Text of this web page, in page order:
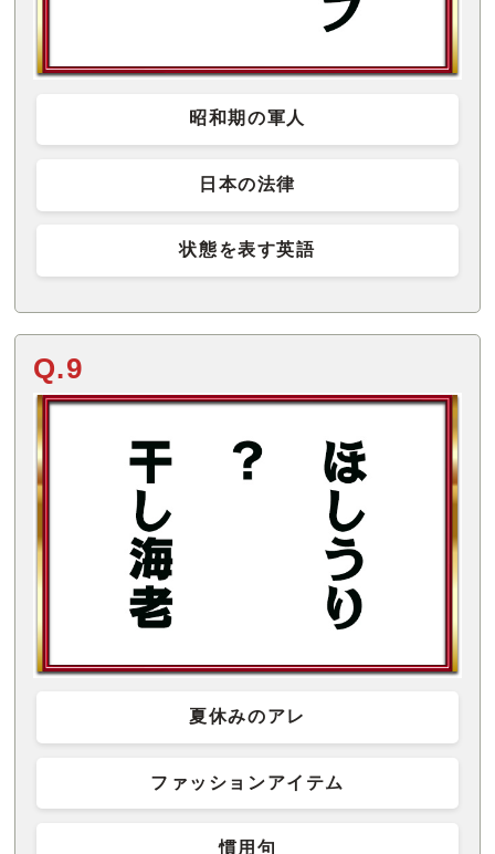
昭和期の軍人
日本の法律
状態を表す英語
Q.9
夏休みのアレ
ファッションアイテム
慣用句